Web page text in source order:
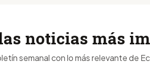
noticias más
semanal con lo más relevante de